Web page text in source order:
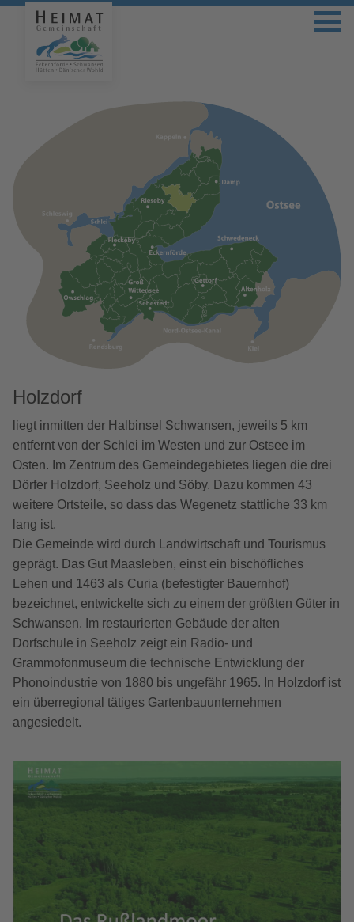
Holzdorf
liegt inmitten der Halbinsel Schwansen, jeweils 5 km
entfernt von der Schlei im Westen und zur Ostsee im
Osten. Im Zentrum des Gemeindegebietes liegen die drei
Dörfer Holzdorf, Seeholz und Söby. Dazu kommen 43
weitere Ortsteile, so dass das Wegenetz stattliche 33 km
lang ist.
Die Gemeinde wird durch Landwirtschaft und Tourismus
geprägt. Das Gut Maasleben, einst ein bischöfliches
Lehen und 1463 als Curia (befestigter Bauernhof)
bezeichnet, entwickelte sich zu einem der größten Güter in
Schwansen. Im restaurierten Gebäude der alten
Dorfschule in Seeholz zeigt ein Radio- und
Grammofonmuseum die technische Entwicklung der
Phonoindustrie von 1880 bis ungefähr 1965. In Holzdorf ist
ein überregional tätiges Gartenbauunternehmen
angesiedelt.